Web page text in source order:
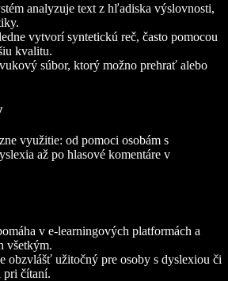
analyzuje text z hľadiska výslovnosti,
vytvorí syntetickú reč, často pomocou
kvalitu.
súbor, ktorý možno prehrať alebo
využitie: od pomoci osobám s
až po hlasové komentáre v
v e-learningových platformách a
všetkým.
obzvlášť užitočný pre osoby s dyslexiou či
čítaní.